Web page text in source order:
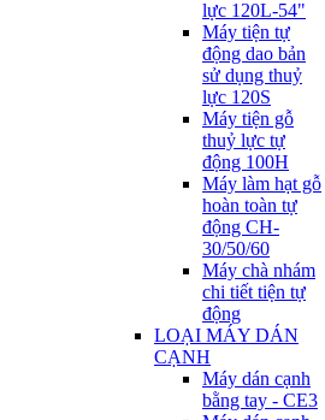
lực 120L-54"
Máy tiện tự
động dao bản
sử dụng thuỷ
lực 120S
Máy tiện gỗ
thuỷ lực tự
động 100H
Máy làm hạt gỗ
hoàn toàn tự
động CH-
30/50/60
Máy chà nhám
chi tiết tiện tự
động
LOẠI MÁY DÁN
CẠNH
Máy dán cạnh
bằng tay - CE3